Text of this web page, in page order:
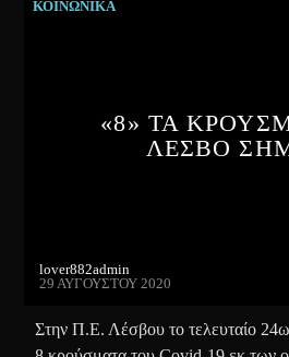
ΚΟΙΝΩΝΙΚΑ
«8» ΤΑ
ΛΕΣΒΟ
lover882admin
29 ΑΥΓΟΎΣΤΟΥ 2020
Στην Π.Ε. Λέσβου το τελευταίο